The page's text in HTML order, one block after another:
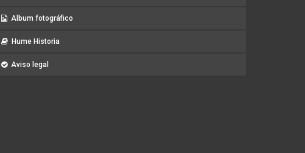
Album fotográfico
Hume Historia
Aviso legal